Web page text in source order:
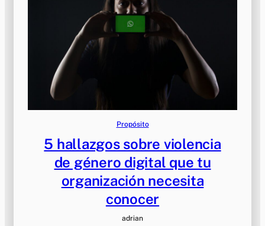
Propósito
5 hallazgos sobre violencia
de género digital que tu
organización necesita
conocer
adrian